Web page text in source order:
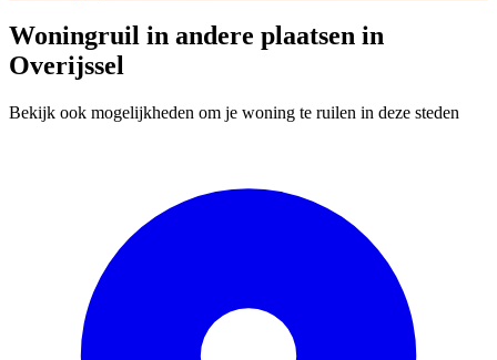
Woningruil in andere plaatsen in
Overijssel
Bekijk ook mogelijkheden om je woning te ruilen in deze steden